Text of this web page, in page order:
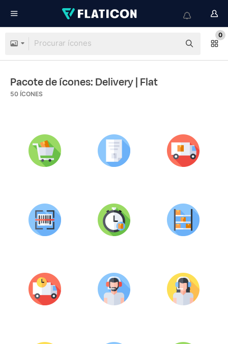
0
Pacote de ícones: Delivery| Flat
50 ÍCONES